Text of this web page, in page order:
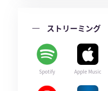
ストリーミング
Spotify Apple Music